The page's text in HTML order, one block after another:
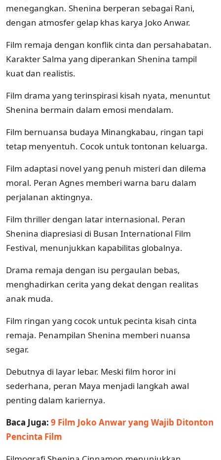
menegangkan. Shenina berperan sebagai Rani,
dengan atmosfer gelap khas karya Joko Anwar.
Film remaja dengan konflik cinta dan persahabatan.
Karakter Salma yang diperankan Shenina tampil
kuat dan realistis.
Film drama yang terinspirasi kisah nyata, menuntut
Shenina bermain dalam emosi mendalam.
Film bernuansa budaya Minangkabau, ringan tapi
tetap menyentuh. Cocok untuk tontonan keluarga.
Film adaptasi novel yang penuh misteri dan dilema
moral. Peran Agnes memberi warna baru dalam
perjalanan aktingnya.
Film thriller dengan latar internasional. Peran
Shenina diapresiasi di Busan International Film
Festival, menunjukkan kapabilitas globalnya.
Drama remaja dengan isu pergaulan bebas,
menghadirkan cerita yang dekat dengan realitas
anak muda.
Film ringan yang cocok untuk pecinta kisah cinta
remaja. Penampilan Shenina memberi nuansa
segar.
Debutnya di layar lebar. Meski film horor ini
sederhana, peran Maya menjadi langkah awal
penting dalam kariernya.
Baca Juga: 9 Film Joko Anwar yang Wajib Ditonton
Pencinta Film